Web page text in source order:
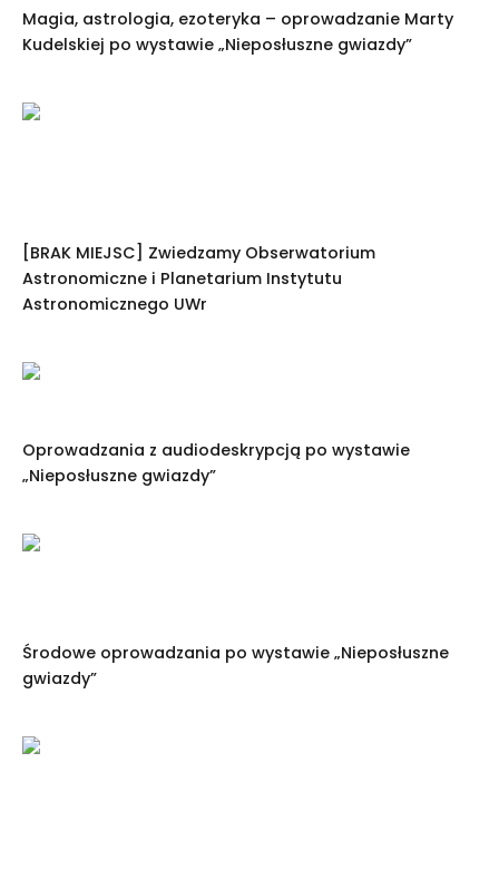
Magia, astrologia, ezoteryka – oprowadzanie Marty
Kudelskiej po wystawie „Nieposłuszne gwiazdy”
[BRAK MIEJSC] Zwiedzamy Obserwatorium
Astronomiczne i Planetarium Instytutu
Astronomicznego UWr
Oprowadzania z audiodeskrypcją po wystawie
„Nieposłuszne gwiazdy”
Środowe oprowadzania po wystawie „Nieposłuszne
gwiazdy”